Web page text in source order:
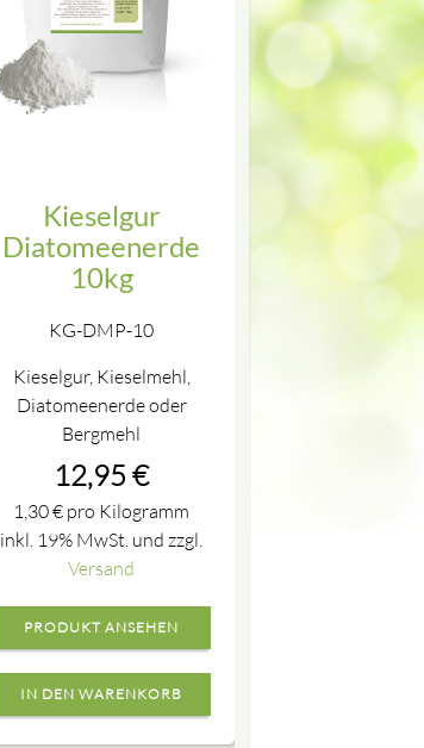
Kieselgur
Diatomeenerde
10kg
KG-DMP-10
Kieselgur, Kieselmehl,
Diatomeenerde oder
Bergmehl
12,95€
1,30€ pro Kilogramm
inkl. 19% MwSt. und zzgl.
Versand
PRODUKT ANSEHEN